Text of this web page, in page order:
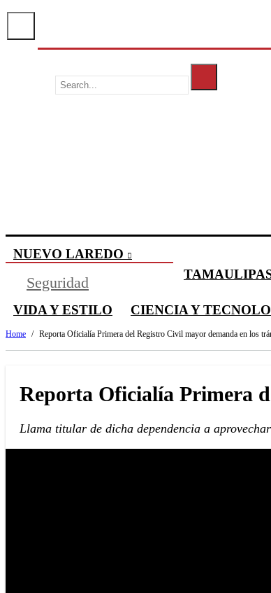
NUEVO LAREDO
Seguridad
VIDA Y ESTILO CIENCIA Y
Home / Reporta Oficialía Primera del Registro Civil mayor demanda en los
Reporta Oficialía Primera
Llama titular de dicha dependencia a